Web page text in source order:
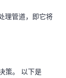
理管道，即它将
策。 以下是